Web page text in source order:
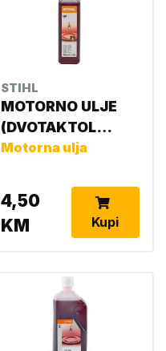
STIHL
MOTORNO ULJE
(DVOTAKTOL
STIHL.0,1L0781319
Motorna ulja
4,50
KM
Kupi